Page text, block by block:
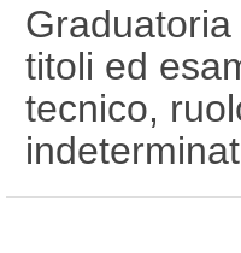
titoli ed
tecnico,